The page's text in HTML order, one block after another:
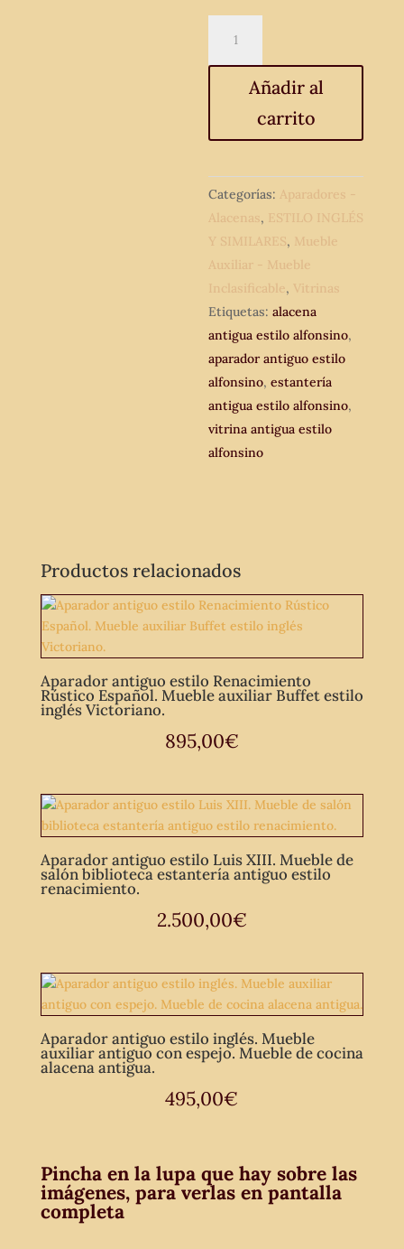
antigua
con
alfonsino.
estantería
alacena
antigua.
cantidad
Añadir al
carrito
Categorías: Aparadores -
Alacenas, ESTILO INGLÉS
Y SIMILARES, Mueble
Auxiliar - Mueble
Inclasificable, Vitrinas
Etiquetas:alacena
antigua estilo alfonsino,
aparador antiguo estilo
alfonsino,estantería
antigua estilo alfonsino,
vitrina antigua estilo
alfonsino
Productos relacionados
Aparador antiguo estilo Renacimiento
Rústico Español. Mueble auxiliar Buffet estilo
inglés Victoriano.
895,00€
Aparador antiguo estilo Luis XIII. Mueble de
salón biblioteca estantería antiguo estilo
renacimiento.
2.500,00€
Aparador antiguo estilo inglés. Mueble
auxiliar antiguo con espejo. Mueble de cocina
alacena antigua.
495,00€
Pincha en la lupa que hay sobre las
imágenes, para verlas en pantalla
completa